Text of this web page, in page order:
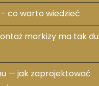
co warto wiedzieć
markizy ma tak
— jak zaprojektować